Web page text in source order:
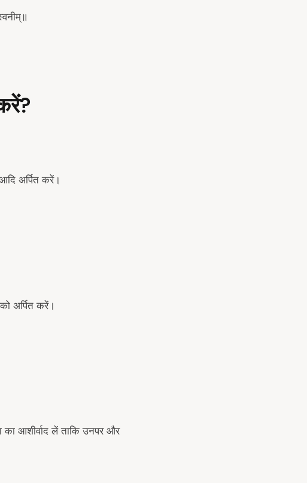
?
अर्पित करें।
अर्पित करें।
आशीर्वाद लें ताकि उनपर और